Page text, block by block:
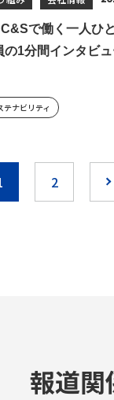
で働く一人ひ
の1分間インタビ
テナビリティ
2
報道関